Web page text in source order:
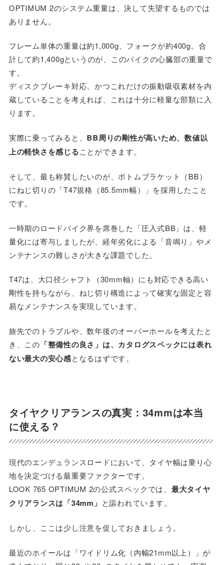
OPTIMUM 2のシステム重量は、決して失望するものでは
ありません。
フレーム単体の重量は約1,000g、フォークが約400g。合
計して約1,400gというのが、このバイクの心臓部の重量で
す。
ディスクブレーキ対応、かつこれだけの振動吸収素材を内
蔵していることを考えれば、これは十分に軽量な部類に入
ります。
実際に乗ってみると、 BB周りの剛性が高いため、数値以
上の軽快さを感じることができます。
そして、最も称賛したいのが、ボトムブラケット（BB）
にねじ切りの「T47規格（85.5mm幅）」を採用したこと
です。
一時期のロードバイク界を席巻した「圧入式BB」は、軽
量化には寄与しましたが、経年劣化による「音鳴り」やメ
ンテナンスの難しさが大きな課題でした。
T47は、大口径シャフト（30mm軸）にも対応できる高い
剛性を持ちながら、ねじ切り構造によって確実な固定と容
易なメンテナンスを実現しています。
旅先でのトラブルや、数年後のオーバーホールを考えたと
き、この 「整備性の良さ」は、カタログスペックには表れ
ない最大の安心感となるはずです。
タイヤクリアランスの真実：34mmは本当
に使える？
現代のエンデュランスロードにおいて、タイヤ幅は乗り心
地を決定づける最重要ファクターです。
LOOK 765 OPTIMUM 2の公式スペックでは、 最大タイヤ
クリアランスは「34mm」 と謳われています。
しかし、ここは少し注意を促しておきましょう。
最近のホイールは「ワイドリム化（内幅21mm以上）」が